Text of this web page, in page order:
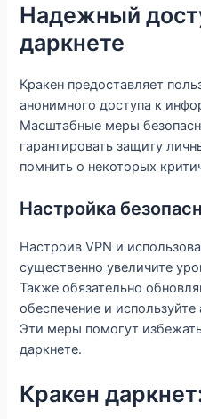
Надежный
даркнете
Кракен предоставляет
анонимного доступа к
Масштабные меры
гарантировать защиту
помнить о некоторых
Настройка
Настроив VPN и
существенно увеличите
Также обязательно
обеспечение и
Эти меры помогут
даркнете.
Кракен